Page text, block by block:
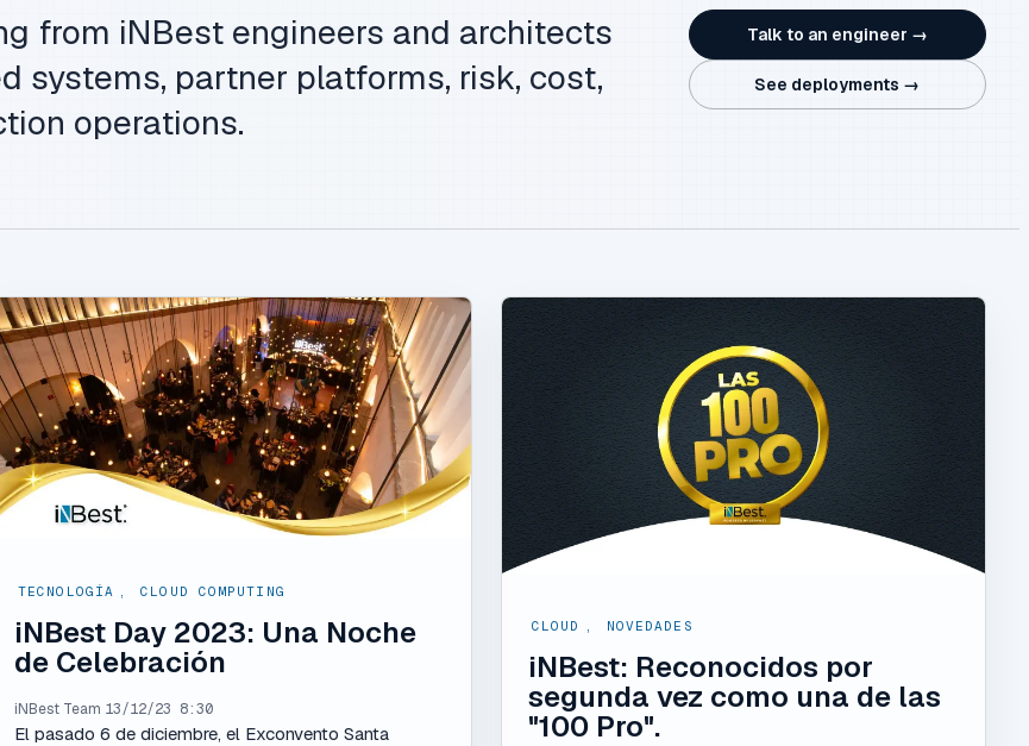
from iNBest engineers and architects
systems, partner platforms, risk, cost,
operations.
Talk to an engineer →
See deployments →
TECNOLOGÍA CLOUD COMPUTING
iNBest Day 2023: Una Noche
de Celebración
iNBest Team 13/12/23 8:30
El pasado 6 de diciembre, el Exconvento Santa
CLOUD NOVEDADES
iNBest: Reconocidos por
segunda vez como una de las
"100 Pro".